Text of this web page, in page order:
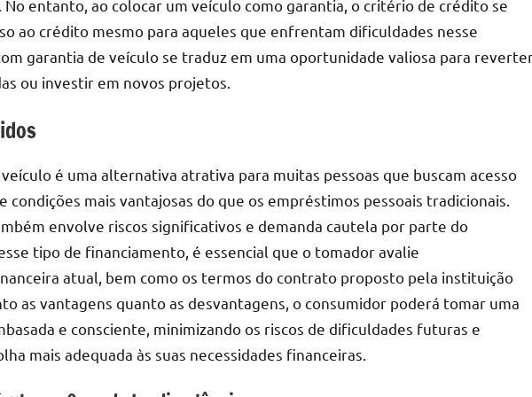
entanto, ao colocar um veículo como garantia, o critério de crédito se
ao crédito mesmo para aqueles que enfrentam dificuldades nesse
garantia de veículo se traduz em uma oportunidade valiosa para
ou investir em novos projetos.
é uma alternativa atrativa para muitas pessoas que buscam acesso
mais vantajosas do que os empréstimos pessoais tradicionais.
envolve riscos significativos e demanda cautela por parte do
tipo de financiamento, é essencial que o tomador avalie
atual, bem como os termos do contrato proposto pela instituição
as vantagens quanto as desvantagens, o consumidor poderá tomar uma
e consciente, minimizando os riscos de dificuldades futuras e
mais adequada às suas necessidades financeiras.